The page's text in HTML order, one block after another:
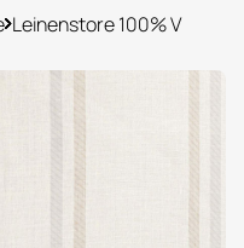
Leinenstore 100% V